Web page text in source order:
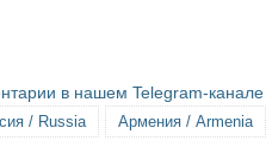
в нашем Telegram-канале
/ Russia Армения / Armenia